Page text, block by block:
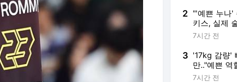
2 "'예쁜 누나'
키스, 실제
해인, 8년만
TView]
7시간 전
3 '17kg 감량'
만.."예쁜 역
다" 김민하
7시간 전